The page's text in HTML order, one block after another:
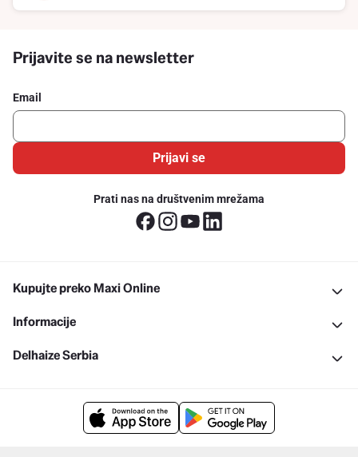
Prijavite se na newsletter
Email
Prijavi se
Prati nas na društvenim mrežama
Kupujte preko Maxi Online
Informacije
Delhaize Serbia